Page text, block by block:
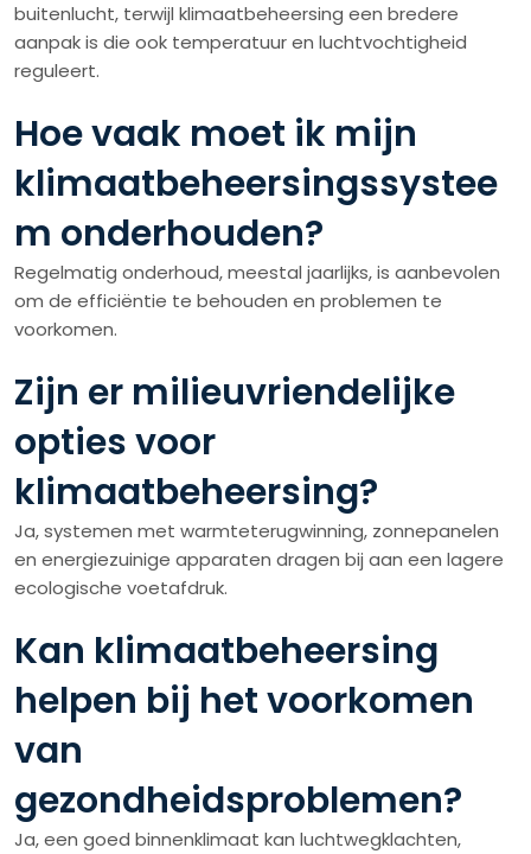
buitenlucht, terwijl klimaatbeheersing een bredere
aanpak is die ook temperatuur en luchtvochtigheid
reguleert.
Hoe vaak moet ik mijn
klimaatbeheersingssystee
m onderhouden?
Regelmatig onderhoud, meestal jaarlijks, is aanbevolen
om de efficiëntie te behouden en problemen te
voorkomen.
Zijn er milieuvriendelijke
opties voor
klimaatbeheersing?
Ja, systemen met warmteterugwinning, zonnepanelen
en energiezuinige apparaten dragen bij aan een lagere
ecologische voetafdruk.
Kan klimaatbeheersing
helpen bij het voorkomen
van
gezondheidsproblemen?
Ja, een goed binnenklimaat kan luchtwegklachten,